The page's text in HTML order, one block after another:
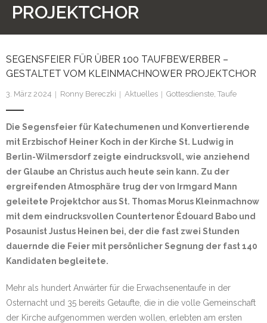
Archiv
Kita
Chronik
PROJEKTCHOR
SEGENSFEIER FÜR ÜBER 100 TAUFBEWERBER –
GESTALTET VOM KLEINMACHNOWER PROJEKTCHOR
3. März 2024 Ronny Bereczki Aktuelles Gottesdienste, Taufe
Die Segensfeier für Katechumenen und Konvertierende
mit Erzbischof Heiner Koch in der Kirche St. Ludwig in
Berlin-Wilmersdorf zeigte eindrucksvoll, wie anziehend
der Glaube an Christus auch heute sein kann. Zu der
ergreifenden Atmosphäre trug der von Irmgard Mann
geleitete Projektchor aus St. Thomas Morus Kleinmachnow
mit dem eindrucksvollen Countertenor Édouard Babo und
Posaunist Justus Heinen bei, der die fast zwei Stunden
dauernde die Feier mit persönlicher Segnung der fast 140
Kandidaten begleitete.
Mehr als hundert Anwärter für die Erwachsenentaufe in der
Osternacht und 35 bereits Getaufte, die in die volle Gemeinschaft
der Kirche aufgenommen werden wollen, erlebten am ersten